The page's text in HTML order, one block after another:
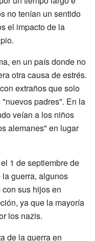
no tenían un sentido
el impacto de la
en un país donde no
otra causa de estrés.
extraños que solo
padres". En la
veían a los niños
alemanes" en lugar
1 de septiembre de
guerra, algunos
sus hijos en
ya que la mayoría
los nazis.
de la guerra en